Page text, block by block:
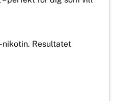
nikotin. Resultatet